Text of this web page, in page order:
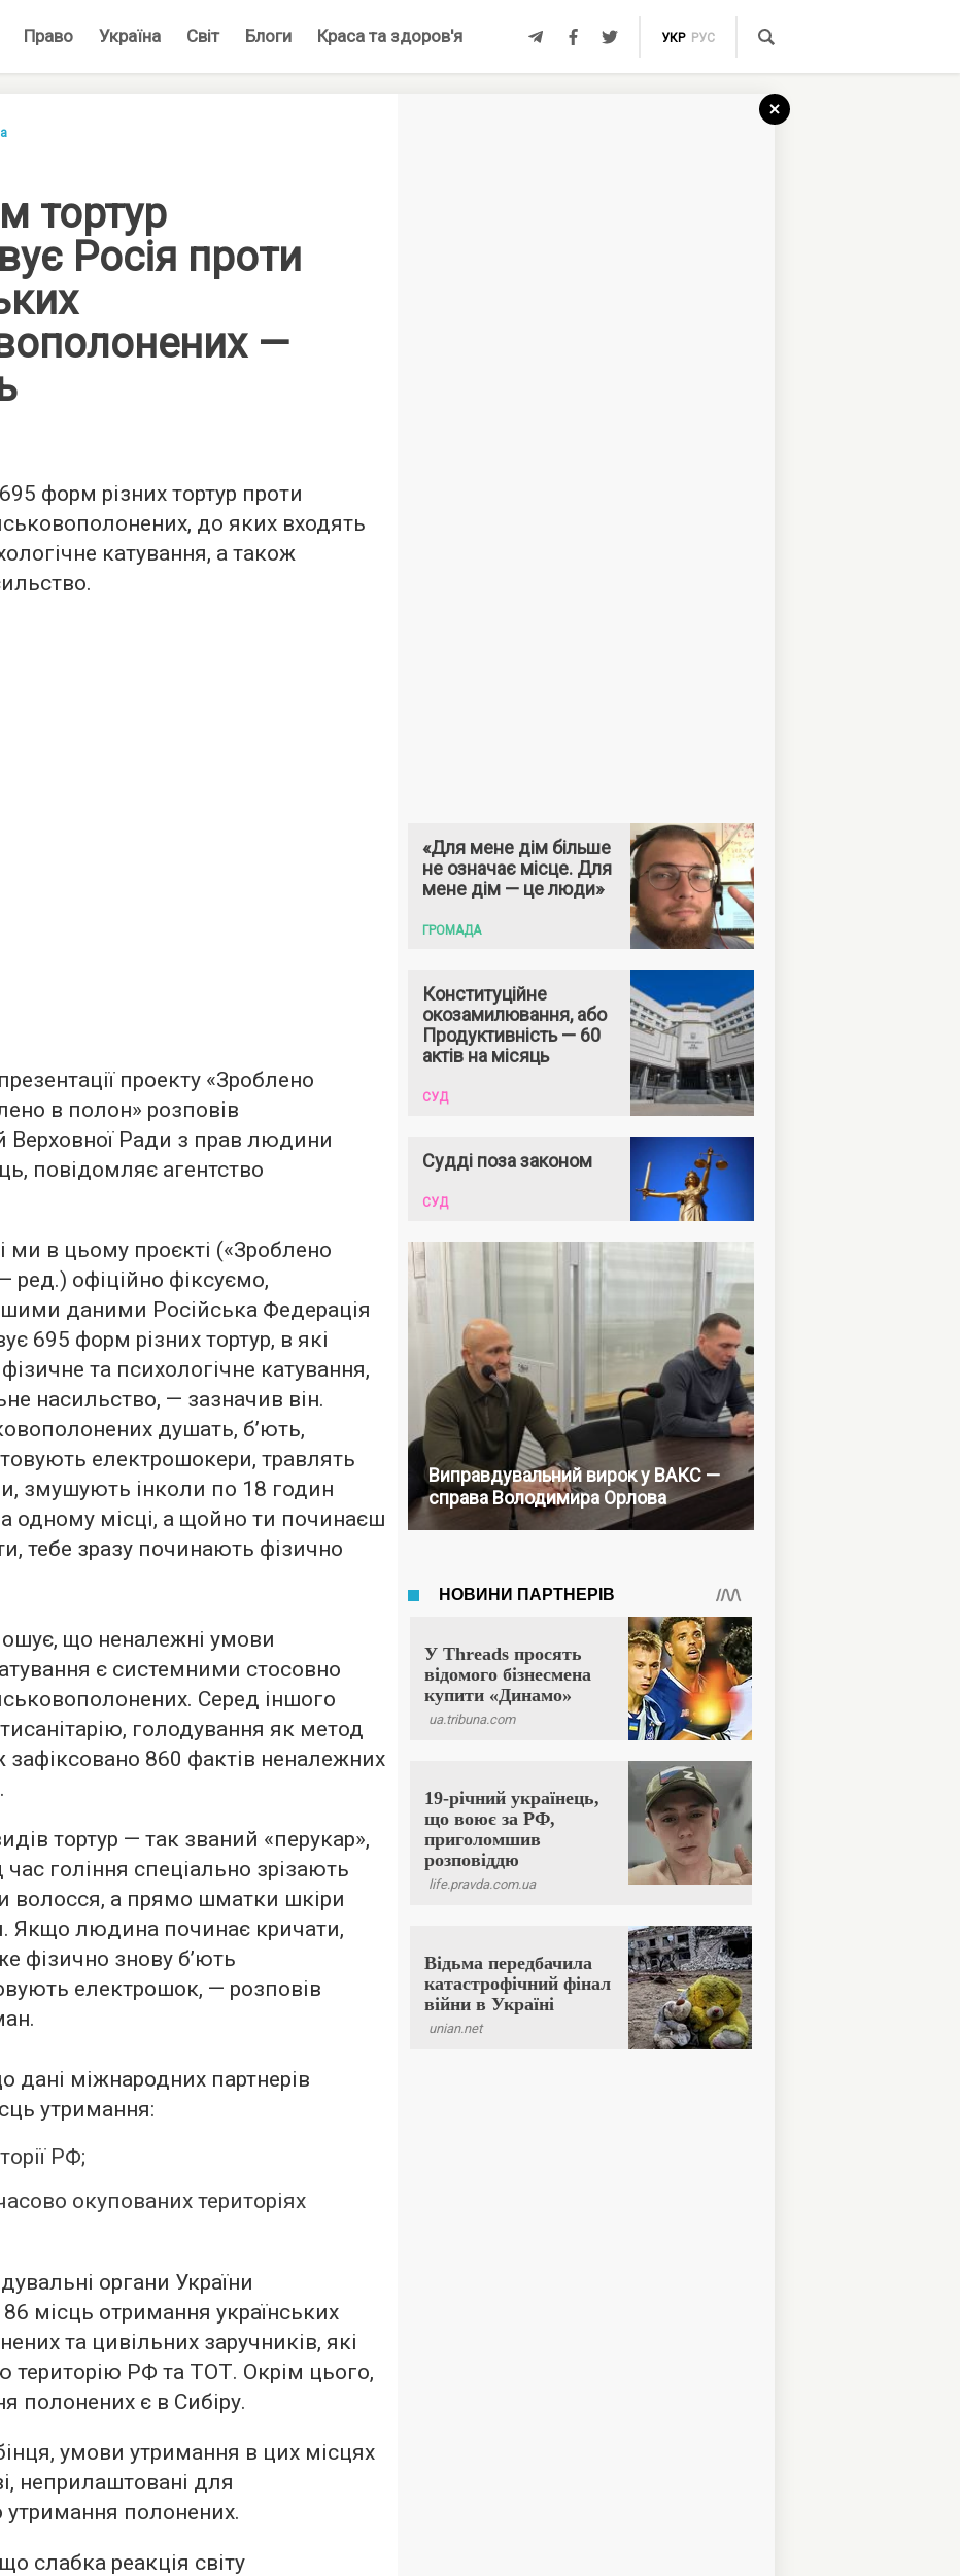
Право Україна Світ Блоги Краса та здоров'я УКР РУС
тортур
Росія проти
—
форм різних тортур проти
до яких входять
катування, а також
проекту «Зроблено
в полон» розповів
Верховної Ради з прав людини
повідомляє агентство
ми в цьому проєкті («Зроблено
ред.) офіційно фіксуємо,
даними Російська Федерація
695 форм різних тортур, в які
та психологічне катування,
насильство, — зазначив він.
душать, б’ють,
електрошокери, травлять
змушують інколи по 18 годин
одному місці, а щойно ти починаєш
тебе зразу починають фізично
що неналежні умови
є системними стосовно
Серед іншого
голодування як метод
860 фактів неналежних
тортур — так званий «перукар»,
час гоління спеціально зрізають
волосся, а прямо шматки шкіри
Якщо людина починає кричати,
же фізично знову б’ють
електрошок, — розповів
дані міжнародних партнерів
утримання:
РФ;
окупованих територіях
органи України
місць отримання українських
та цивільних заручників, які
РФ та ТОТ. Окрім цього,
полонених є в Сибіру.
умови утримання в цих місцях
неприлаштовані для
утримання полонених.
слабка реакція світу
«Для мене дім більше
не означає місце. Для
мене дім — це люди»
ГРОМАДА
Конституційне
окозамилювання, або
Продуктивність — 60
актів на місяць
СУД
Судді поза законом
СУД
Виправдувальний вирок у ВАКС —
справа Володимира Орлова